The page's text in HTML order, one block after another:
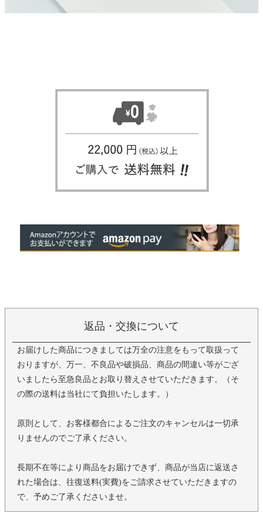
返品・交換について
お届けした商品につきましては万全の注意をもって取扱って
おりますが、万一、不良品や破損品、商品の間違い等がござ
いましたら至急良品とお取り替えさせていただきます。（そ
の際の送料は当社にて負担いたします。）
原則として、お客様都合によるご注文のキャンセルは一切承
りませんのでご了承ください。
長期不在等により商品をお届けできず、商品が当店に返送さ
れた場合は、往復送料(実費)をご請求させていただきますの
で、予めご了承くださいませ。